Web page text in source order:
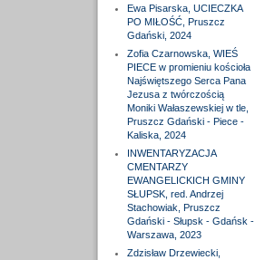
Ewa Pisarska, UCIECZKA
PO MIŁOŚĆ, Pruszcz
Gdański, 2024
Zofia Czarnowska, WIEŚ
PIECE w promieniu kościoła
Najświętszego Serca Pana
Jezusa z twórczością
Moniki Wałaszewskiej w tle,
Pruszcz Gdański - Piece -
Kaliska, 2024
INWENTARYZACJA
CMENTARZY
EWANGELICKICH GMINY
SŁUPSK, red. Andrzej
Stachowiak, Pruszcz
Gdański - Słupsk - Gdańsk -
Warszawa, 2023
Zdzisław Drzewiecki,